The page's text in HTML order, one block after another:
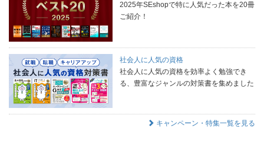
2025年SEshopで特に人気だった本を20冊
ご紹介！
社会人に人気の資格
社会人に人気の資格を効率よく勉強でき
る、豊富なジャンルの対策書を集めました
キャンペーン・特集一覧を見る